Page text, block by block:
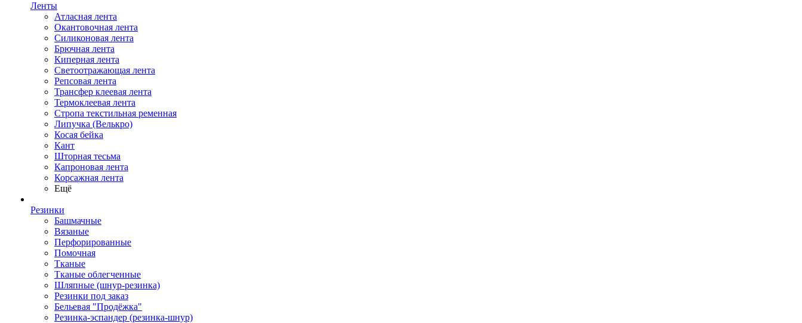
Ленты
Атласная лента
Окантовочная лента
Силиконовая лента
Брючная лента
Киперная лента
Светоотражающая лента
Репсовая лента
Трансфер клеевая лента
Термоклеевая лента
Стропа текстильная ременная
Липучка (Велькро)
Косая бейка
Кант
Шторная тесьма
Капроновая лента
Корсажная лента
Ещё
Резинки
Башмачные
Вязаные
Перфорированные
Помочная
Тканые
Тканые облегченные
Шляпные (шнур-резинка)
Резинки под заказ
Бельевая "Продёжка"
Резинка-эспандер (резинка-шнур)